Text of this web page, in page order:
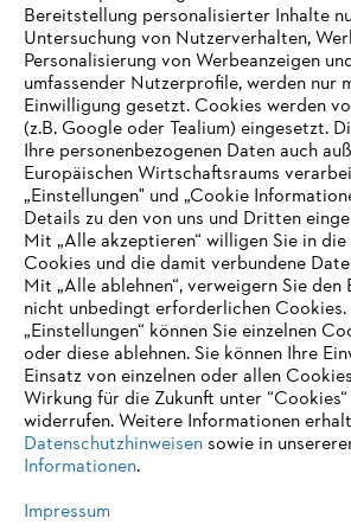
Hinweisgebersystem
ImpressumDatenschutzCookie
STIHL Kettenwerk GmbH & Co KG, 9500 Wil |
8617 Mönchaltorf
Bereitstellung personalisierter Inhalte
Untersuchung von Nutzerverhalten,
Personalisierung von Werbeanzeigen
umfassender Nutzerprofile, werden nur
Einwilligung gesetzt. Cookies werden
(z.B. Google oder Tealium) eingesetzt.
Ihre personenbezogenen Daten auch
Europäischen Wirtschaftsraums
„Einstellungen" und „Cookie
Details zu den von uns und Dritten
Mit „Alle akzeptieren“ willigen Sie in
Cookies und die damit verbundene
Mit „Alle ablehnen“, verweigern Sie den
nicht unbedingt erforderlichen
„Einstellungen“ können Sie einzelnen
oder diese ablehnen. Sie können Ihre
Einsatz von einzelnen oder allen
Wirkung für die Zukunft unter
widerrufen. Weitere Informationen
Datenschutzhinweisensowie in
Informationen.
Impressum